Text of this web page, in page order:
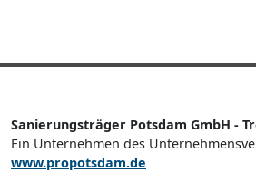
Sanierungsträger Potsdam GmbH -
Ein Unternehmen des
www.propotsdam.de